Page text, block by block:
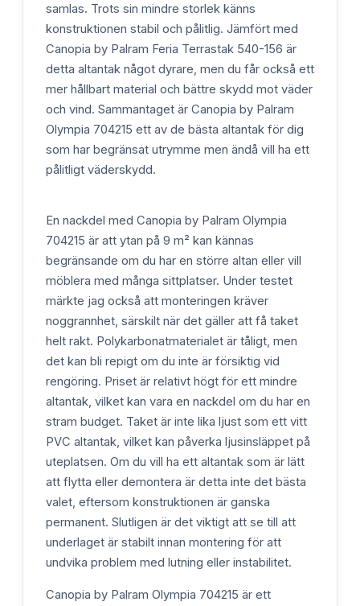
samlas. Trots sin mindre storlek känns
konstruktionen stabil och pålitlig. Jämfört med
Canopia by Palram Feria Terrastak 540-156 är
detta altantak något dyrare, men du får också ett
mer hållbart material och bättre skydd mot väder
och vind. Sammantaget är Canopia by Palram
Olympia 704215 ett av de bästa altantak för dig
som har begränsat utrymme men ändå vill ha ett
pålitligt väderskydd.
En nackdel med Canopia by Palram Olympia
704215 är att ytan på 9 m² kan kännas
begränsande om du har en större altan eller vill
möblera med många sittplatser. Under testet
märkte jag också att monteringen kräver
noggrannhet, särskilt när det gäller att få taket
helt rakt. Polykarbonatmaterialet är tåligt, men
det kan bli repigt om du inte är försiktig vid
rengöring. Priset är relativt högt för ett mindre
altantak, vilket kan vara en nackdel om du har en
stram budget. Taket är inte lika ljust som ett vitt
PVC altantak, vilket kan påverka ljusinsläppet på
uteplatsen. Om du vill ha ett altantak som är lätt
att flytta eller demontera är detta inte det bästa
valet, eftersom konstruktionen är ganska
permanent. Slutligen är det viktigt att se till att
underlaget är stabilt innan montering för att
undvika problem med lutning eller instabilitet.
Canopia by Palram Olympia 704215 är ett